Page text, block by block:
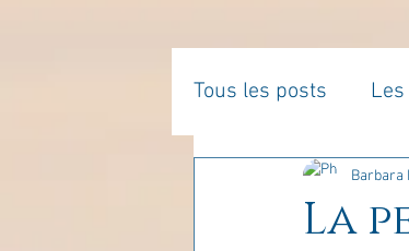
Tous les posts
La parentalité
La
Barbara